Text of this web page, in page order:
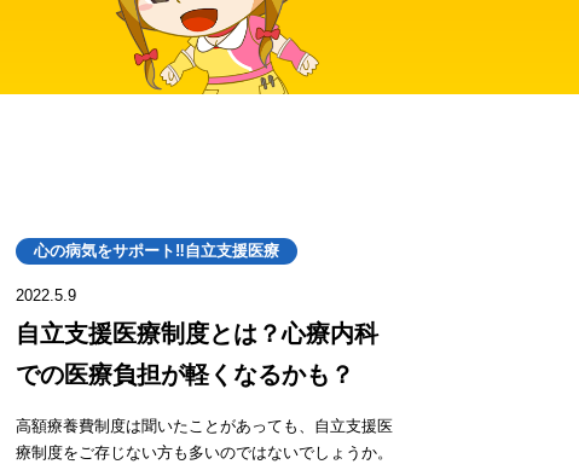
心の病気をサポート‼自立支援医療
2022.5.9
自立支援医療制度とは？心療内科
での医療負担が軽くなるかも？
高額療養費制度は聞いたことがあっても、自立支援医
療制度をご存じない方も多いのではないでしょうか。